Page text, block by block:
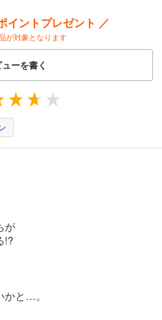
イントプレゼント ／
が対象となります
ーを書く
が
!?
と…。